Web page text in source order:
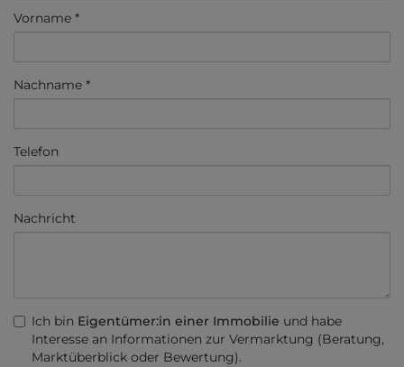
Vorname
Nachname
Telefon
Nachricht
Ich bin Eigentümer:in einer Immobilie und habe
Interesse an Informationen zur Vermarktung (Beratung,
Marktüberblick oder Bewertung).